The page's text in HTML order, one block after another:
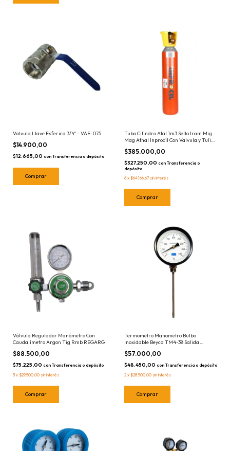
Valvula Llave Esferica 3/4" - VAE-075
$14.900,00
$12.665,00 con Transferencia o depósito
Tubo Cilindro Atal 1m3 Sello Iram Mig
Mag Athal Inprocil Con Valvula y Tulipa
1 Metro Cubico
$385.000,00
$327.250,00 con Transferencia o
depósito
6 x $64.166,67 sin interés
Válvula Regulador Manómetro Con
Caudalímetro Argon Tig Rmb REGARG
$88.500,00
$75.225,00 con Transferencia o depósito
3 x $29.500,00 sin interés
Termometro Manometro Bulbo
Inoxidable Beyca TM4-38 Salida
Inferior - Elegir Rango Temperaturas
$57.000,00
$48.450,00 con Transferencia o depósito
2 x $28.500,00 sin interés
Comprar